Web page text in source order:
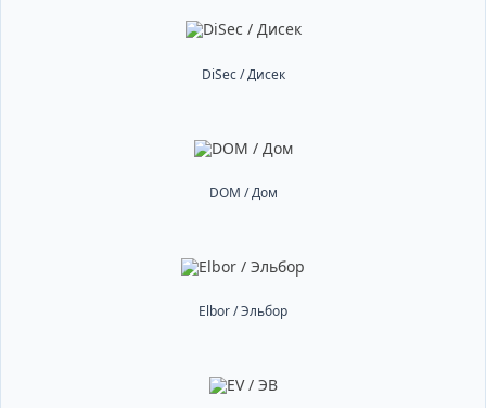
DiSec / Дисек
DOM / Дом
Elbor / Эльбор